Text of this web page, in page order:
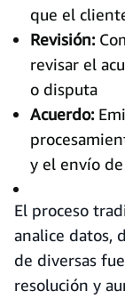
que el
Revisión:
revisar el
o disputa
Acuerdo:
y el envío
El proceso
analice datos,
de diversas
resolución y